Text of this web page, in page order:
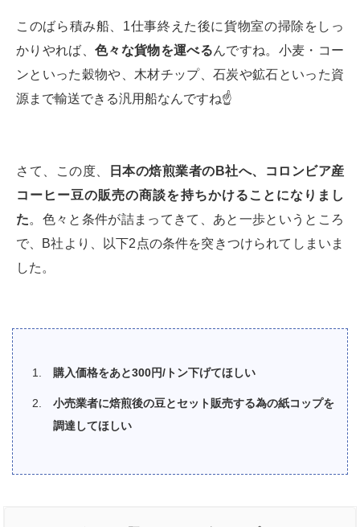
このばら積み船、1仕事終えた後に貨物室の掃除をしっ
かりやれば、 色々な貨物を運べるんですね。小麦・コー
ンといった穀物や、木材チップ、石炭や鉱石といった資
源まで輸送できる汎用船なんですね☝️
さて、この度、 日本の焙煎業者の B社へ、コロンビア産
コーヒー豆の販売の商談を持ちかけることになりまし
た。色々と条件が詰まってきて、あと一歩というところ
で、B社より、以下2点の条件を突きつけられてしまいま
した。
購入価格をあと300円/ トン下げてほしい
小売業者に焙煎後の豆とセット販売する為の紙コップを
調達してほしい